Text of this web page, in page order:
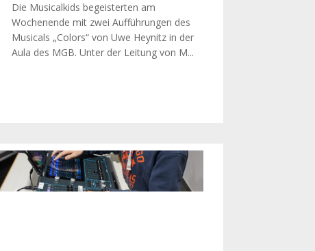
Die Musicalkids begeisterten am
Wochenende mit zwei Aufführungen des
Musicals „Colors“ von Uwe Heynitz in der
Aula des MGB. Unter der Leitung von M...